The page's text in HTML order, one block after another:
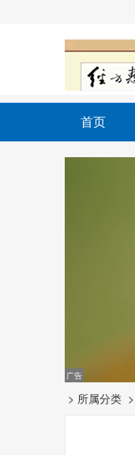
首页
> 所属分类 >